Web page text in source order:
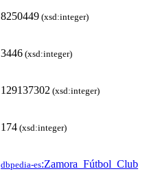
8250449 (xsd:integer)
3446 (xsd:integer)
129137302 (xsd:integer)
174 (xsd:integer)
dbpedia-es:Zamora_Fútbol_Club